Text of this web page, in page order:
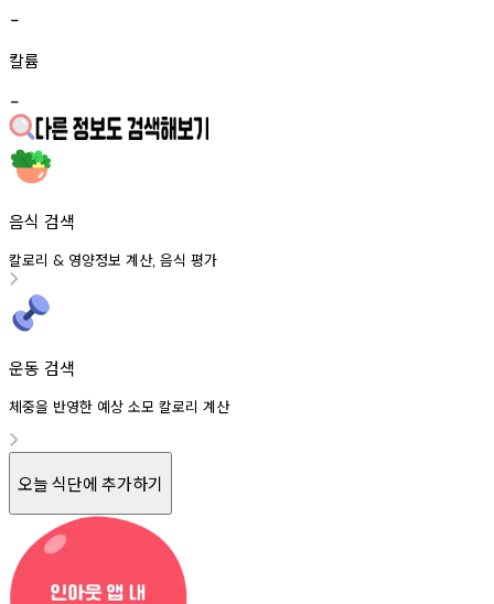
-
칼륨
-
음식 검색
칼로리 & 영양정보 계산, 음식 평가
운동 검색
체중을 반영한 예상 소모 칼로리 계산
오늘 식단에 추가하기